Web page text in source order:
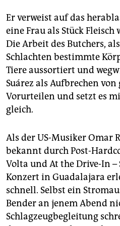
Er verweist auf das
eine Frau als Stück
Die Arbeit des Butchers,
Schlachten bestimmte
Tiere aussortiert und
Suárez als Aufbrechen
Vorurteilen und setzt es
gleich.
Als der US-Musiker Omar
bekannt durch Post-
Volta und At the Drive-In –
Konzert in Guadalajara
schnell. Selbst ein
Bender an jenem Abend
Schlagzeugbegleitung